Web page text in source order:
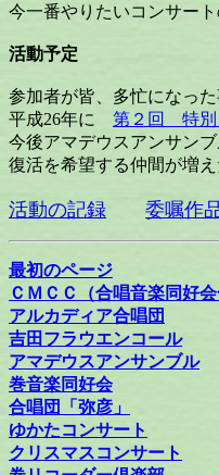
今一番やりたいコンサー
活動予定
参加者が皆、多忙になっ
平成26年に 第２回 特別
今後アマデウスアンサン
復活を希望する仲間が増
活動の記録 委嘱作
最初のページ
ＣＭＣＣ（合唱音楽同好会
アルカディア合唱団
吉田フラウエンコール
アマデウスアンサンブル
巻音楽同好会
合唱団「弥彦」
ゆかたコンサート
クリスマスコンサート